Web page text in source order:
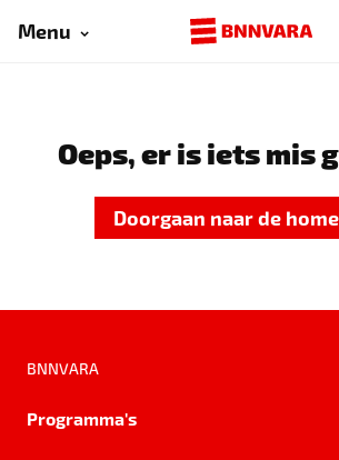
Menu
Oeps, er is iets mis
Doorgaan naar de
BNNVARA
Programma's